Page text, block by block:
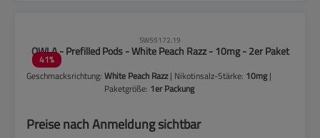
41%
SW55172.19
OWLA - Prefilled Pods - White Peach Razz - 10mg - 2er Paket
Geschmacksrichtung:White Peach Razz| Nikotinsalz-Stärke: 10mg|
Paketgröße: 1er Packung
Preise nach Anmeldung sichtbar